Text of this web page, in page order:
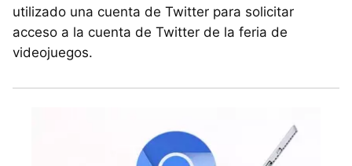
utilizado una cuenta de Twitter para solicitar
acceso a la cuenta de Twitter de la feria de
videojuegos.